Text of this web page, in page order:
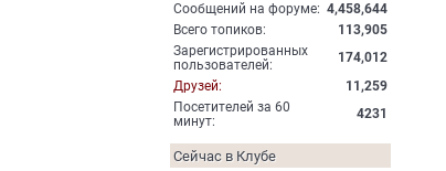
Cообщений на форуме: 4,458,644
Всего топиков:
113,905
Зарегистрированных
пользователей:
174,012
Друзей:
11,259
Посетителей за 60
минут:
4231
Сейчас в Клубе